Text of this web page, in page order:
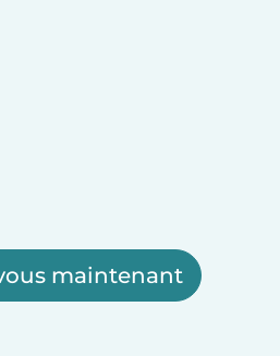
maintenant